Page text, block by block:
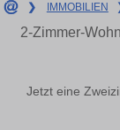
❯ IMMOBILIEN
2-Zimmer-
Jetzt eine